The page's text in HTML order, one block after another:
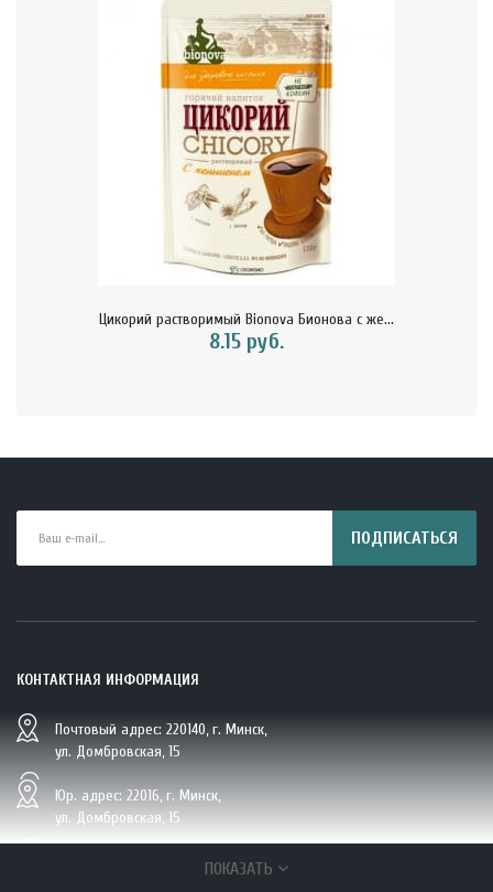
Цикорий растворимый Bionova Бионова с же...
8.15 руб.
BIO Кокосовая вода тетрапак 330 мл Vietcoco 112878..
5.23 руб.
ПОДПИСАТЬСЯ
КОНТАКТНАЯ ИНФОРМАЦИЯ
Почтовый адрес: 220140, г. Минск,
ул. Домбровская, 15
Юр. адрес: 22016, г. Минск,
ул. Домбровская, 15
+375 (29/33/25) 6 270 870, г. Минск,
ПОКАЗАТЬ